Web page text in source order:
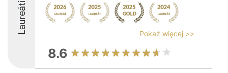
Laureáti Pokaż więcej >>
8.6